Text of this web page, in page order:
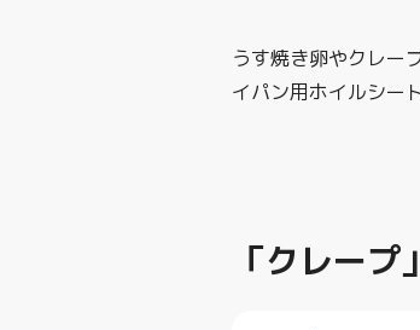
うす焼き卵やクレー
イパン用ホイルシー
「クレープ